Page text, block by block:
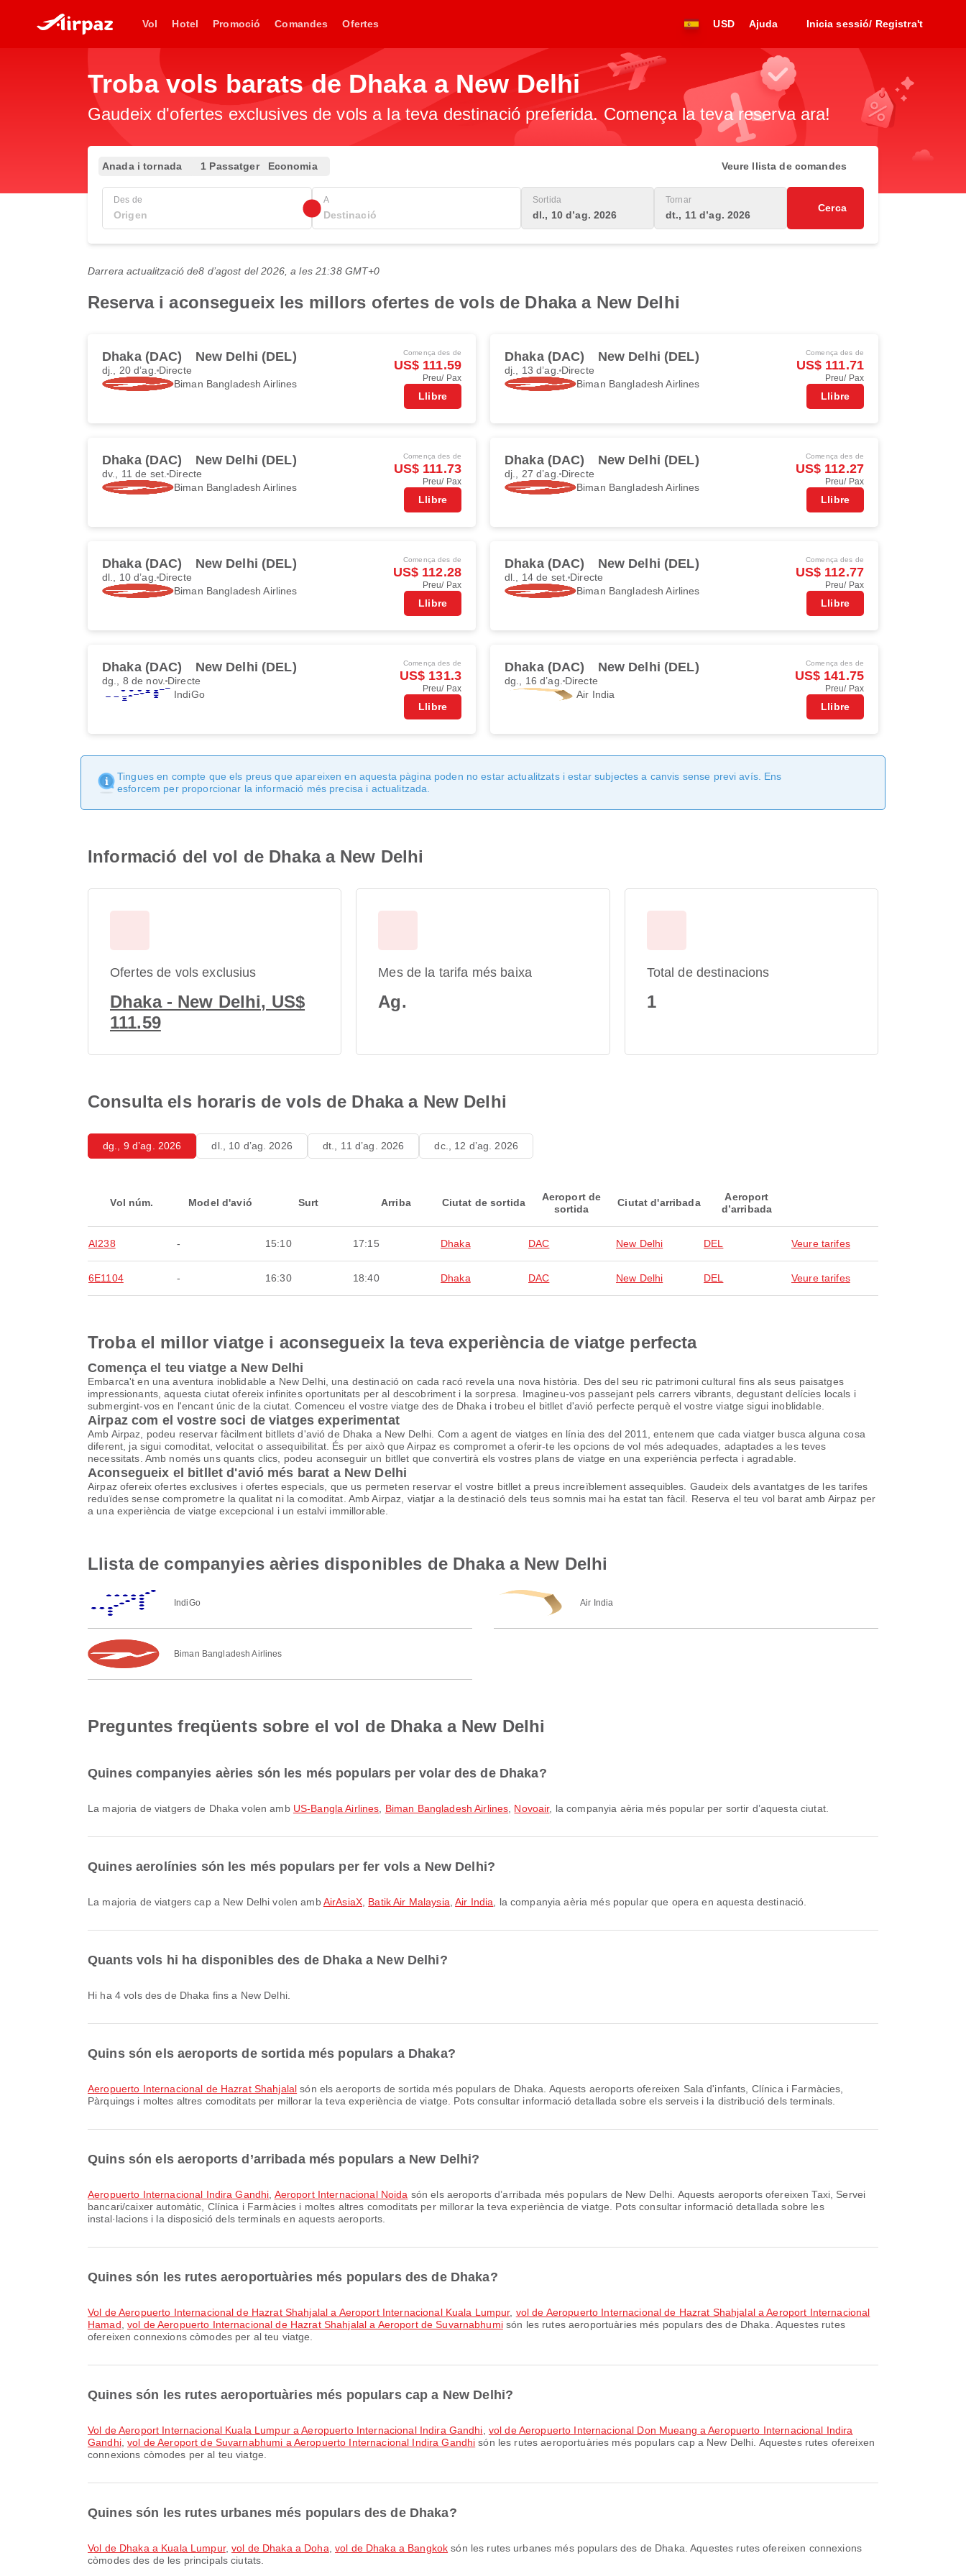
Vol Hotel Promoció Comandes Ofertes USD Ajuda Inicia sessió/ Registra't
Troba vols barats de Dhaka a New Delhi
Gaudeix d'ofertes exclusives de vols a la teva destinació preferida. Comença la teva reserva ara!
Anada i tornada 1 Passatger Economia Veure llista de comandes
Des de A Sortida
dl., 10 d’ag. 2026
Tornar
dt., 11 d’ag. 2026
Cerca
Darrera actualització de8 d’agost del 2026, a les 21:38 GMT+0
Reserva i aconsegueix les millors ofertes de vols de Dhaka a New Delhi
Dhaka (DAC) New Delhi (DEL)
dj., 20 d’ag. Directe
Biman Bangladesh Airlines
Comença des de
US$ 111.59
Preu/ Pax
Llibre
Dhaka (DAC) New Delhi (DEL)
dj., 13 d’ag. Directe
Biman Bangladesh Airlines
Comença des de
US$ 111.71
Preu/ Pax
Llibre
Dhaka (DAC) New Delhi (DEL)
dv., 11 de set. Directe
Biman Bangladesh Airlines
Comença des de
US$ 111.73
Preu/ Pax
Llibre
Dhaka (DAC) New Delhi (DEL)
dj., 27 d’ag. Directe
Biman Bangladesh Airlines
Comença des de
US$ 112.27
Preu/ Pax
Llibre
Dhaka (DAC) New Delhi (DEL)
dl., 10 d’ag. Directe
Biman Bangladesh Airlines
Comença des de
US$ 112.28
Preu/ Pax
Llibre
Dhaka (DAC) New Delhi (DEL)
dl., 14 de set. Directe
Biman Bangladesh Airlines
Comença des de
US$ 112.77
Preu/ Pax
Llibre
Dhaka (DAC) New Delhi (DEL)
dg., 8 de nov. Directe
IndiGo
Comença des de
US$ 131.3
Preu/ Pax
Llibre
Dhaka (DAC) New Delhi (DEL)
dg., 16 d’ag. Directe
Air India
Comença des de
US$ 141.75
Preu/ Pax
Llibre
Tingues en compte que els preus que apareixen en aquesta pàgina poden no estar actualitzats i estar subjectes a canvis sense previ avís. Ens
esforcem per proporcionar la informació més precisa i actualitzada.
Informació del vol de Dhaka a New Delhi
Ofertes de vols exclusius
Dhaka - New Delhi, US$
111.59
Mes de la tarifa més baixa
Ag.
Total de destinacions
1
Consulta els horaris de vols de Dhaka a New Delhi
dg., 9 d’ag. 2026 dl., 10 d’ag. 2026 dt., 11 d’ag. 2026 dc., 12 d’ag. 2026
Vol núm. Model d'avió Surt Arriba Ciutat de sortida
Aeroport de
sortida
Ciutat d'arribada
Aeroport
d’arribada
AI238 - 15:10 17:15 Dhaka DAC New Delhi DEL Veure tarifes
6E1104 - 16:30 18:40 Dhaka DAC New Delhi DEL Veure tarifes
Troba el millor viatge i aconsegueix la teva experiència de viatge perfecta
Comença el teu viatge a New Delhi
Embarca't en una aventura inoblidable a New Delhi, una destinació on cada racó revela una nova història. Des del seu ric patrimoni cultural fins als seus paisatges
impressionants, aquesta ciutat ofereix infinites oportunitats per al descobriment i la sorpresa. Imagineu-vos passejant pels carrers vibrants, degustant delícies locals i
submergint-vos en l'encant únic de la ciutat. Comenceu el vostre viatge des de Dhaka i trobeu el bitllet d'avió perfecte perquè el vostre viatge sigui inoblidable.
Airpaz com el vostre soci de viatges experimentat
Amb Airpaz, podeu reservar fàcilment bitllets d'avió de Dhaka a New Delhi. Com a agent de viatges en línia des del 2011, entenem que cada viatger busca alguna cosa
diferent, ja sigui comoditat, velocitat o assequibilitat. És per això que Airpaz es compromet a oferir-te les opcions de vol més adequades, adaptades a les teves
necessitats. Amb només uns quants clics, podeu aconseguir un bitllet que convertirà els vostres plans de viatge en una experiència perfecta i agradable.
Aconsegueix el bitllet d'avió més barat a New Delhi
Airpaz ofereix ofertes exclusives i ofertes especials, que us permeten reservar el vostre bitllet a preus increïblement assequibles. Gaudeix dels avantatges de les tarifes
reduïdes sense comprometre la qualitat ni la comoditat. Amb Airpaz, viatjar a la destinació dels teus somnis mai ha estat tan fàcil. Reserva el teu vol barat amb Airpaz per
a una experiència de viatge excepcional i un estalvi immillorable.
Llista de companyies aèries disponibles de Dhaka a New Delhi
IndiGo Air India
Biman Bangladesh Airlines
Preguntes freqüents sobre el vol de Dhaka a New Delhi
Quines companyies aèries són les més populars per volar des de Dhaka?
La majoria de viatgers de Dhaka volen amb US-Bangla Airlines Biman Bangladesh Airlines Novoair, la companyia aèria més popular per sortir d’aquesta ciutat.
Quines aerolínies són les més populars per fer vols a New Delhi?
La majoria de viatgers cap a New Delhi volen ambAirAsiaX Batik Air Malaysia ,Air India , la companyia aèria més popular que opera en aquesta destinació.
Quants vols hi ha disponibles des de Dhaka a New Delhi?
Hi ha 4 vols des de Dhaka fins a New Delhi.
Quins són els aeroports de sortida més populars a Dhaka?
Aeropuerto Internacional de Hazrat Shahjalal són els aeroports de sortida més populars de Dhaka. Aquests aeroports ofereixen Sala d'infants, Clínica i Farmàcies,
Pàrquings i moltes altres comoditats per millorar la teva experiència de viatge. Pots consultar informació detallada sobre els serveis i la distribució dels terminals.
Quins són els aeroports d’arribada més populars a New Delhi?
Aeropuerto Internacional Indira Gandhi Aeroport Internacional Noida són els aeroports d’arribada més populars de New Delhi. Aquests aeroports ofereixen Taxi, Servei
bancari/caixer automàtic, Clínica i Farmàcies i moltes altres comoditats per millorar la teva experiència de viatge. Pots consultar informació detallada sobre les
instal·lacions i la disposició dels terminals en aquests aeroports.
Quines són les rutes aeroportuàries més populars des de Dhaka?
vol de Aeropuerto Internacional de Hazrat Shahjalal a Aeroport Internacional Kuala Lumpur, vol de Aeropuerto Internacional de Hazrat Shahjalal a Aeroport Internacional
Hamad vol de Aeropuerto Internacional de Hazrat Shahjalal a Aeroport de Suvarnabhumisón les rutes aeroportuàries més populars des de Dhaka. Aquestes rutes
ofereixen connexions còmodes per al teu viatge.
Quines són les rutes aeroportuàries més populars cap a New Delhi?
vol de Aeroport Internacional Kuala Lumpur a Aeropuerto Internacional Indira Gandhi vol de Aeropuerto Internacional Don Mueang a Aeropuerto Internacional Indira
Gandhi,vol de Aeroport de Suvarnabhumi a Aeropuerto Internacional Indira Gandhi són les rutes aeroportuàries més populars cap a New Delhi. Aquestes rutes ofereixen
connexions còmodes per al teu viatge.
Quines són les rutes urbanes més populars des de Dhaka?
vol de Dhaka a Kuala Lumpur,vol de Dhaka a Doha ,vol de Dhaka a Bangkok són les rutes urbanes més populars des de Dhaka. Aquestes rutes ofereixen connexions
còmodes des de les principals ciutats.